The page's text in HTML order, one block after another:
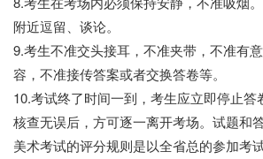
附近逗留、谈论。
9.考生不准交头接耳，不准夹带，不准有
容，不准接传答案或者交换答卷等。
10.考试终了时间一到，考生应立即停止答
核查无误后，方可逐一离开考场。试题和
美术考试的评分规则是以全省总的参加考